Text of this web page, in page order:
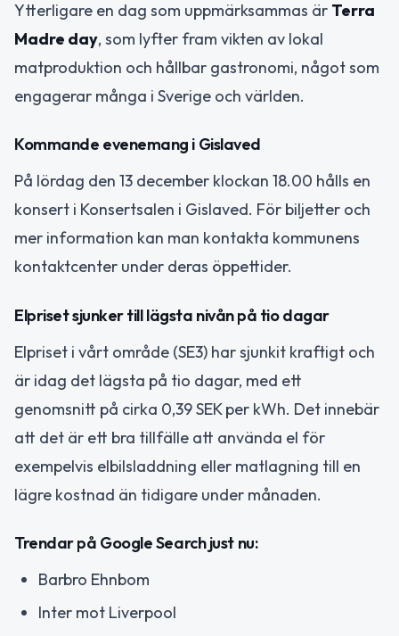
Ytterligare en dag som uppmärksammas är Terra
Madre day, som lyfter fram vikten av lokal
matproduktion och hållbar gastronomi, något som
engagerar många i Sverige och världen.
Kommande evenemang i Gislaved
På lördag den 13 december klockan 18.00 hålls en
konsert i Konsertsalen i Gislaved. För biljetter och
mer information kan man kontakta kommunens
kontaktcenter under deras öppettider.
Elpriset sjunker till lägsta nivån på tio dagar
Elpriset i vårt område (SE3) har sjunkit kraftigt och
är idag det lägsta på tio dagar, med ett
genomsnitt på cirka 0,39 SEK per kWh. Det innebär
att det är ett bra tillfälle att använda el för
exempelvis elbilsladdning eller matlagning till en
lägre kostnad än tidigare under månaden.
Trendar på Google Search just nu:
Barbro Ehnbom
Inter mot Liverpool